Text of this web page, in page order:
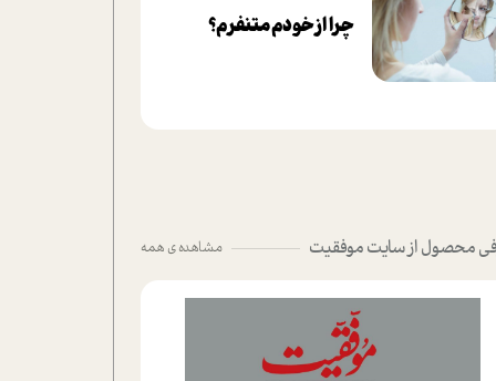
چرا از خودم متنفرم؟
محصول از سایت موفقیت مشاهده ی همه